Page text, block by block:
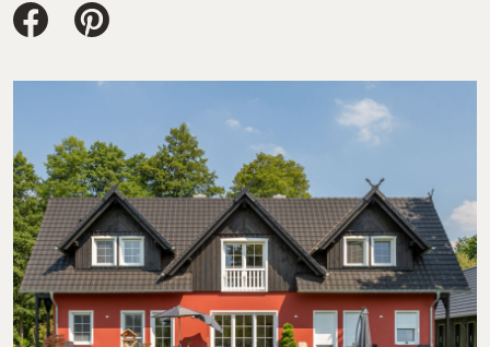
Jacobi Dachziegel auf FaceBook
Jacobi Dachziegel auf Pinterest